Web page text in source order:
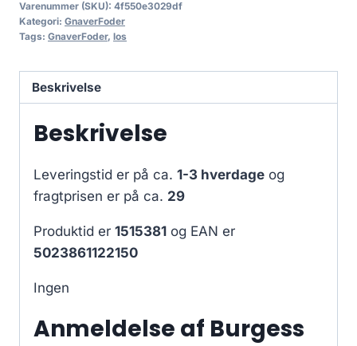
Varenummer (SKU): 4f550e3029df
Kategori: GnaverFoder
Tags: GnaverFoder, los
Beskrivelse
Beskrivelse
Leveringstid er på ca. 1-3 hverdage og
fragtprisen er på ca. 29
Produktid er 1515381 og EAN er
5023861122150
Ingen
Anmeldelse af Burgess